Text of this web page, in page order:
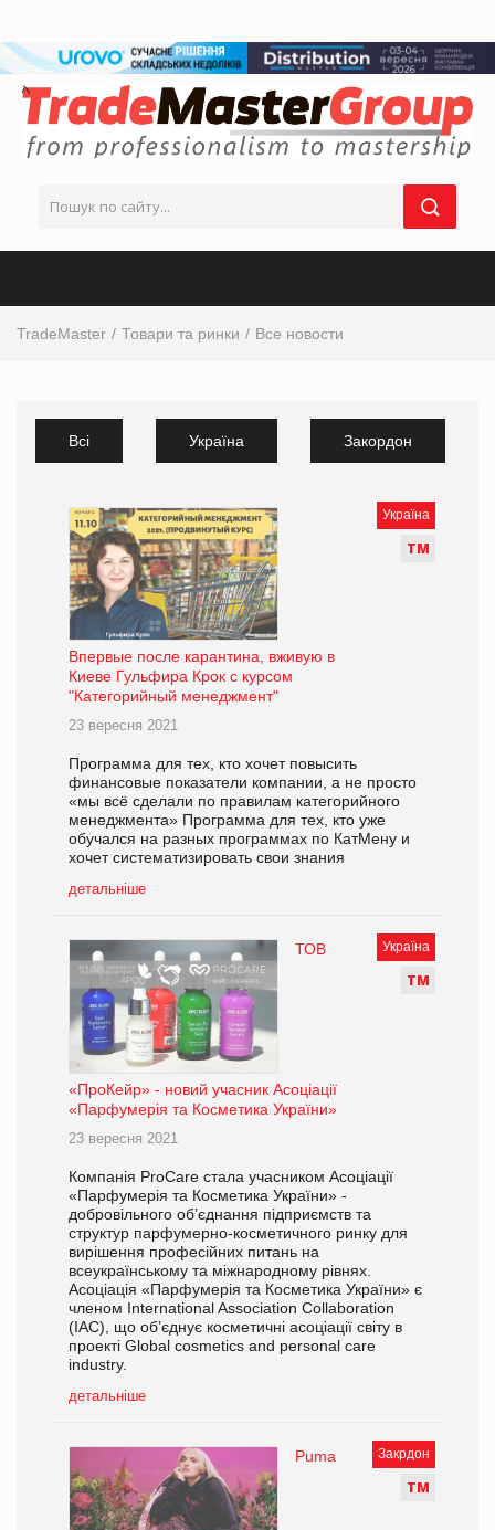
TradeMaster Товари та ринки Все новости
Всі Україна Закордон
Україна
ТМ
Впервые после карантина, вживую в
Киеве Гульфира Крок с курсом
"Категорийный менеджмент"
23 вересня 2021
Программа для тех, кто хочет повысить
финансовые показатели компании, а не просто
«мы всё сделали по правилам категорийного
менеджмента» Программа для тех, кто уже
обучался на разных программах по КатМену и
хочет систематизировать свои знания
детальніше
Україна
ТМ
ТОВ
«ПроКейр» - новий учасник Асоціації
«Парфумерія та Косметика України»
23 вересня 2021
Компанія ProCare стала учасником Асоціації
«Парфумерія та Косметика України» -
добровільного об’єднання підприємств та
структур парфумерно-косметичного ринку для
вирішення професійних питань на
всеукраїнському та міжнародному рівнях.
Асоціація «Парфумерія та Косметика України» є
членом International Association Collaboration
(IAC), що об’єднує косметичні асоціації світу в
проекті Global cosmetics and personal care
industry.
детальніше
Закрдон
ТМ
Puma